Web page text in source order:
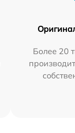
Более 20